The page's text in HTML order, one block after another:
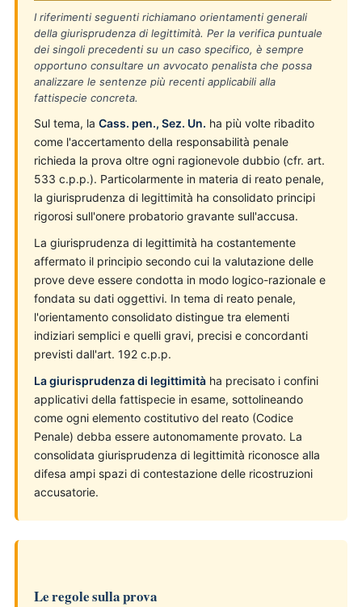
I riferimenti seguenti richiamano orientamenti generali
della giurisprudenza di legittimità. Per la verifica puntuale
dei singoli precedenti su un caso specifico, è sempre
opportuno consultare un avvocato penalista che possa
analizzare le sentenze più recenti applicabili alla
fattispecie concreta.
Sul tema, la Cass. pen., Sez. Un. ha più volte ribadito
come l'accertamento della responsabilità penale
richieda la prova oltre ogni ragionevole dubbio (cfr. art.
533 c.p.p.). Particolarmente in materia di reato penale,
la giurisprudenza di legittimità ha consolidato principi
rigorosi sull'onere probatorio gravante sull'accusa.
La giurisprudenza di legittimità ha costantemente
affermato il principio secondo cui la valutazione delle
prove deve essere condotta in modo logico-razionale e
fondata su dati oggettivi. In tema di reato penale,
l'orientamento consolidato distingue tra elementi
indiziari semplici e quelli gravi, precisi e concordanti
previsti dall'art. 192 c.p.p.
La giurisprudenza di legittimità ha precisato i confini
applicativi della fattispecie in esame, sottolineando
come ogni elemento costitutivo del reato (Codice
Penale) debba essere autonomamente provato. La
consolidata giurisprudenza di legittimità riconosce alla
difesa ampi spazi di contestazione delle ricostruzioni
accusatorie.
Le regole sulla prova